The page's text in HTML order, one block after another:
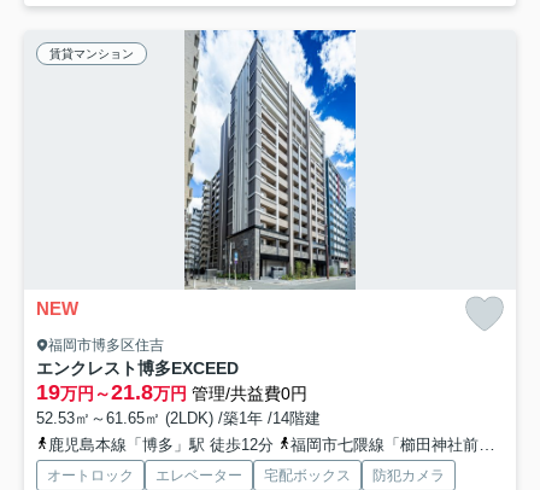
賃貸マンション
NEW
福岡市博多区住吉
エンクレスト博多EXCEED
19万円～21.8万円 管理/共益費0円
52.53㎡～61.65㎡ (2LDK) /築1年 /14階建
鹿児島本線「博多」駅 徒歩12分
福岡市七隈線「櫛田神社前」駅 徒歩5分
オートロック エレベーター 宅配ボックス 防犯カメラ